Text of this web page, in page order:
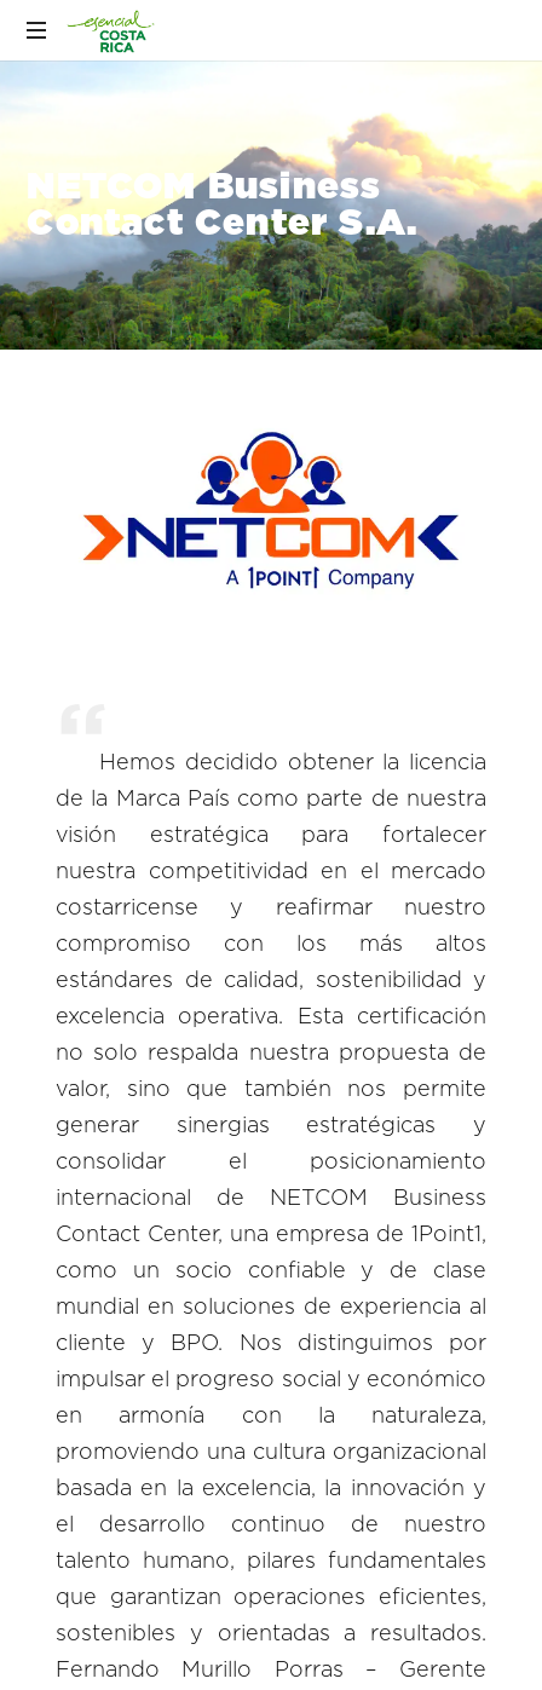
NETCOM Business
Contact Center S.A.
Hemos decidido obtener la licencia
de la Marca País como parte de nuestra
visión estratégica para fortalecer
nuestra competitividad en el mercado
costarricense y reafirmar nuestro
compromiso con los más altos
estándares de calidad, sostenibilidad y
excelencia operativa. Esta certificación
no solo respalda nuestra propuesta de
valor, sino que también nos permite
generar sinergias estratégicas y
consolidar el posicionamiento
internacional de NETCOM Business
Contact Center, una empresa de 1Point1,
como un socio confiable y de clase
mundial en soluciones de experiencia al
cliente y BPO. Nos distinguimos por
impulsar el progreso social y económico
en armonía con la naturaleza,
promoviendo una cultura organizacional
basada en la excelencia, la innovación y
el desarrollo continuo de nuestro
talento humano, pilares fundamentales
que garantizan operaciones eficientes,
sostenibles y orientadas a resultados.
Fernando Murillo Porras – Gerente